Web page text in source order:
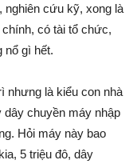
nghiên cứu kỹ, xong là
có tài tổ chức,
nổ gì hết.
nhưng là kiểu con nhà
dây chuyền máy nhập
Hỏi máy này bao
5 triệu đô, dây